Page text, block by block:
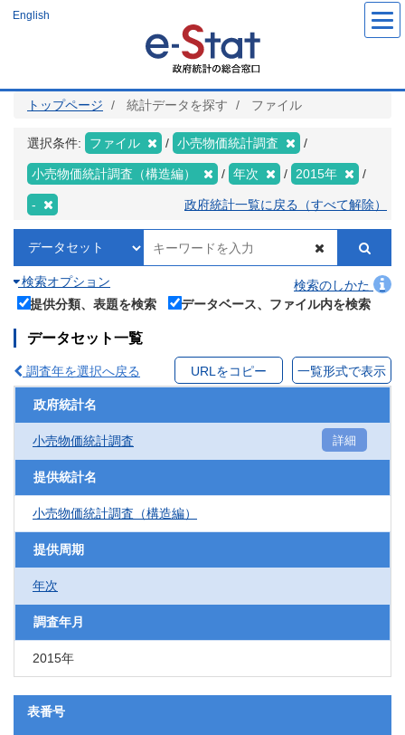
ツ
English
トップページ 統計データを探す ファイル
選択条件: ファイル 小売物価統計調査
小売物価統計調査（構造編） 年次 2015年
- 政府統計一覧に戻る（すべて解除）
検索オプション
検索のしかた
提供分類、表題を検索
データベース、ファイル内を検索
データセット一覧
調査年を選択へ戻る URLをコピー 一覧形式で表示
政府統計名
小売物価統計調査 詳細
提供統計名
小売物価統計調査（構造編）
提供周期
年次
調査年月
2015年
表番号